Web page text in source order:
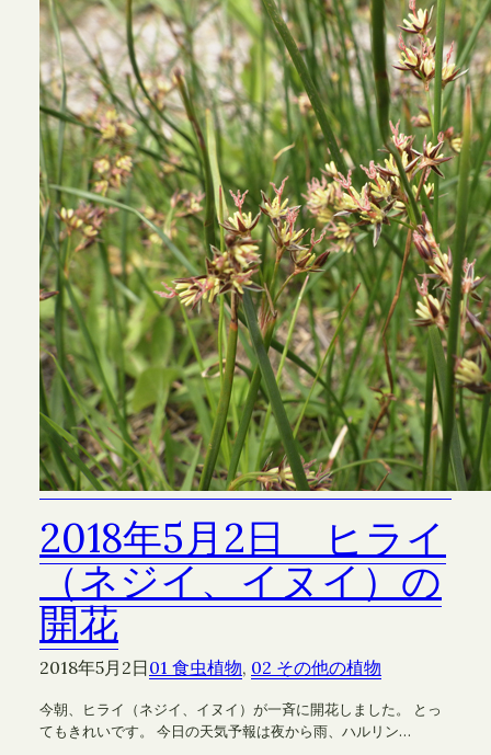
2018年5月2日 ヒライ
（ネジイ、イヌイ）の
開花
2018年5月2日01 食虫植物, 02 その他の植物
今朝、ヒライ（ネジイ、イヌイ）が一斉に開花しました。 とっ
てもきれいです。 今日の天気予報は夜から雨、ハルリン…